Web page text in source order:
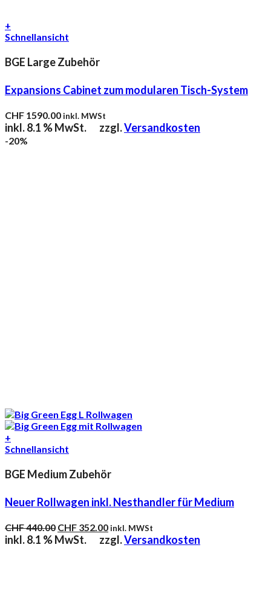
+
Schnellansicht
BGE Large Zubehör
Expansions Cabinet zum modularen Tisch-System
CHF 1590.00inkl. MWSt
inkl. 8.1 % MwSt. zzgl.Versandkosten
-20%
+
Schnellansicht
BGE Medium Zubehör
Neuer Rollwagen inkl. Nesthandler für Medium
CHF440.00 Ursprünglicher
Preis
CHF 352.00Aktueller
Preis
inkl. MWSt
inkl. 8.1 % MwSt. zzgl.Versandkosten